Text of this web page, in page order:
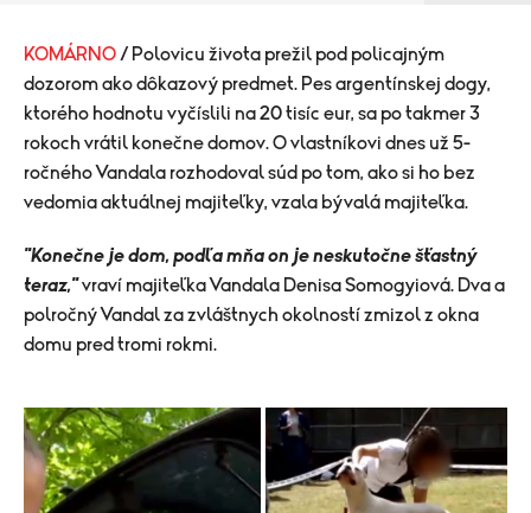
KOMÁRNO / Polovicu života prežil pod policajným
dozorom ako dôkazový predmet. Pes argentínskej dogy,
ktorého hodnotu vyčíslili na 20 tisíc eur, sa po takmer 3
rokoch vrátil konečne domov. O vlastníkovi dnes už 5-
ročného Vandala rozhodoval súd po tom, ako si ho bez
vedomia aktuálnej majiteľky, vzala bývalá majiteľka.
​"Konečne je dom, podľa mňa on je neskutočne šťastný
teraz,"vraví majiteľka Vandala Denisa Somogyiová. Dva a
polročný Vandal za zvláštnych okolností zmizol z okna
domu pred tromi rokmi.